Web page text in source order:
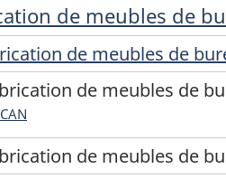
de meubles de
de meubles de
de meubles de
CAN
de meubles de